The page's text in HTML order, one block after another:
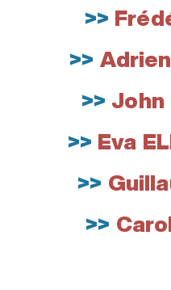
>>
>>
>> John
>> Eva
>>
>>